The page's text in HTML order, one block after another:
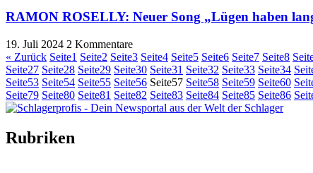
RAMON ROSELLY: Neuer Song „Lügen haben
19. Juli 2024 2 Kommentare
« Zurück Seite1 Seite2 Seite3 Seite4 Seite5 Seite6 Seite7 Seite8
Seite27 Seite28 Seite29 Seite30 Seite31 Seite32 Seite33 Seite34
Seite53 Seite54 Seite55 Seite56 Seite57 Seite58 Seite59 Seite60
Seite79 Seite80 Seite81 Seite82 Seite83 Seite84 Seite85 Seite86
Rubriken